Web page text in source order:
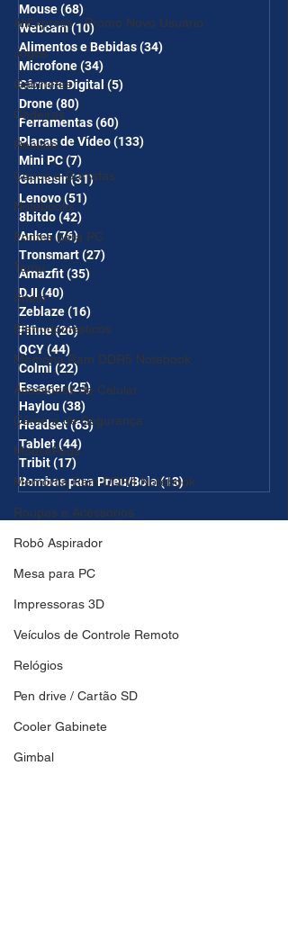
AliExpress - Promo Novo Usuário
Jogos
Gabinetes
Cadeiras
Realme
Copos e Garrafas
Notebooks
Fontes para PC
Temu
Shein
Eletrodomésticos
Memória Ram DDR5 Notebook
Acessórios de Celular
Câmera de Segurança
MousePads
Memórtia Ram DDR4 Notebook
Roupas e Acessórios
Robô Aspirador
Mesa para PC
Impressoras 3D
Veículos de Controle Remoto
Relógios
Pen drive / Cartão SD
Cooler Gabinete
Gimbal
Mouse(68)
Webcam(10) 10 posts
Alimentos e Bebidas(34)
Microfone(34)
Câmera Digital (5)
Drone(80)
Ferramentas(60)
Placas de Vídeo(133)
Mini PC(7)
Gamesir(31)31 posts
Lenovo(51)
8bitdo(42)
Anker(76)76 posts
Tronsmart(27)
Amazfit(35)
DJI(40)
Zeblaze(16)
Fifine(26)26 posts
QCY(44)
Colmi (22)22 posts
Essager(25)25 posts
Haylou(38)
Headset(63)63 posts
Tablet(44)
Tribit(17)
Bombas para Pneu/Bola(13)13 posts